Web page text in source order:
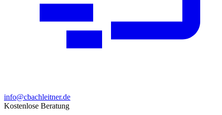
info@cbachleitner.de
Kostenlose Beratung